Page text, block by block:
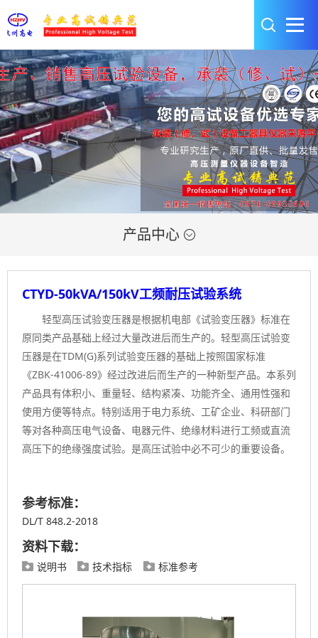
产品中心 
CTYD-50kVA/150kV工频耐压试验系统
轻型高压试验变压器是根据机电部《试验变压器》标准在
原同类产品基础上经过大量改进后而生产的。轻型高压试验变
压器是在TDM(G)系列试验变压器的基础上按照国家标准
《ZBK-41006-89》经过改进后而生产的一种新型产品。本系列
产品具有体积小、重量轻、结构紧凑、功能齐全、通用性强和
使用方便等特点。特别适用于电力系统、工矿企业、科研部门
等对各种高压电气设备、电器元件、绝缘材料进行工频或直流
高压下的绝缘强度试验。是高压试验中必不可少的重要设备。
参考标准：
DL/T 848.2-2018
资料下载：
 说明书  技术指标  标准参考